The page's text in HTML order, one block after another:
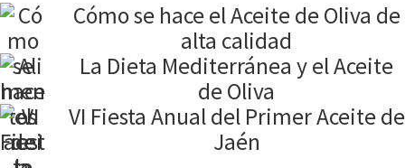
Cómo se hace el Aceite de Oliva de
alta calidad
La Dieta Mediterránea y el Aceite
de Oliva
VI Fiesta Anual del Primer Aceite de
Jaén